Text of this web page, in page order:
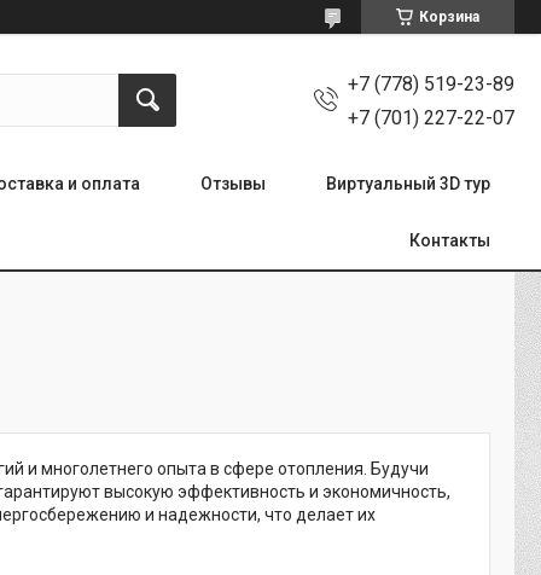
Корзина
+7 (778) 519-23-89
+7 (701) 227-22-07
и оплата Отзывы Виртуальный 3D тур
Контакты
и многолетнего опыта в сфере отопления. Будучи
высокую эффективность и экономичность,
и надежности, что делает их